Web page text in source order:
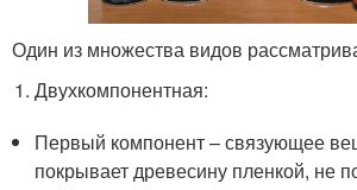
Один из множества видов
Двухкомпонентная:
Первый компонент – связующее
покрывает древесину пленкой, не